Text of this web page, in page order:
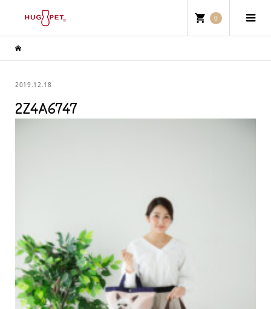
0
2019.12.18
2Z4A6747